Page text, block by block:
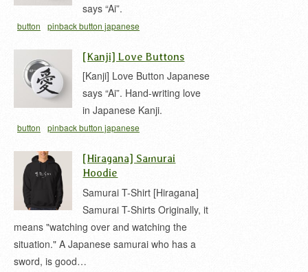
says “Ai”.
button pinback button japanese
[Kanji] Love Buttons
[Kanji] Love Button Japanese
says “Ai”. Hand-writing love
in Japanese Kanji.
button pinback button japanese
[Hiragana] Samurai
Hoodie
Samurai T-Shirt [Hiragana]
Samurai T-Shirts Originally, it
means "watching over and watching the
situation." A Japanese samurai who has a
sword, is good…